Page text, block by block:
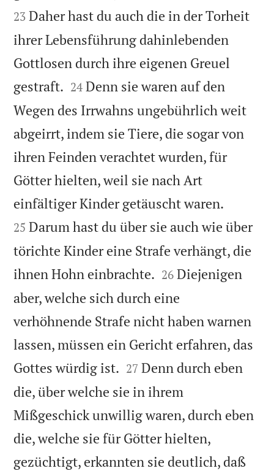
23 Daher hast du auch die in der Torheit
ihrer Lebensführung dahinlebenden
Gottlosen durch ihre eigenen Greuel
gestraft. 

24 Denn sie waren auf den
Wegen des Irrwahns ungebührlich weit
abgeirrt, indem sie Tiere, die sogar von
ihren Feinden verachtet wurden, für
Götter hielten, weil sie nach Art
einfältiger Kinder getäuscht waren.
25 Darum hast du über sie auch wie über
törichte Kinder eine Strafe verhängt, die
ihnen Hohn einbrachte. 

26 Diejenigen
aber, welche sich durch eine
verhöhnende Strafe nicht haben warnen
lassen, müssen ein Gericht erfahren, das
Gottes würdig ist. 

27 Denn durch eben
die, über welche sie in ihrem
Mißgeschick unwillig waren, durch eben
die, welche sie für Götter hielten,
gezüchtigt, erkannten sie deutlich, daß